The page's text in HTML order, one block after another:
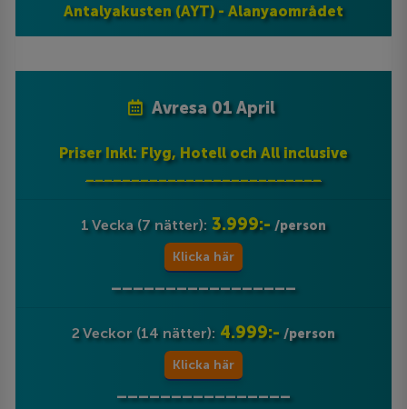
Antalyakusten (AYT) - Alanyaområdet
Avresa 01 April
Priser Inkl: Flyg, Hotell och All inclusive
__________________________
1 Vecka (7 nätter): 3.999:- /person
Klicka här
_________________
2 Veckor (14 nätter): 4.999:- /person
Klicka här
________________